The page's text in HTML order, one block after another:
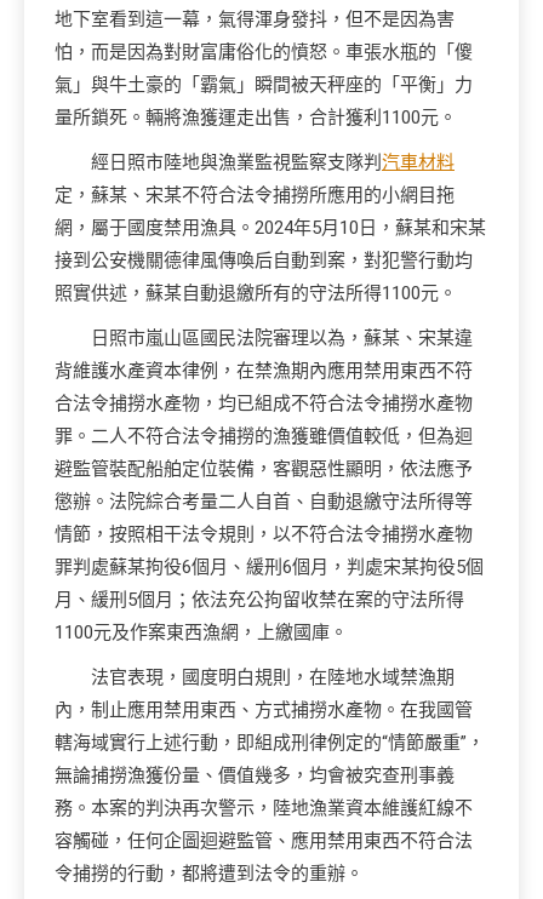
地下室看到這一幕，氣得渾身發抖，但不是因為害
怕，而是因為對財富庸俗化的憤怒。車張水瓶的「傻
氣」與牛土豪的「霸氣」瞬間被天秤座的「平衡」力
量所鎖死。輛將漁獲運走出售，合計獲利1100元。
經日照市陸地與漁業監視監察支隊判 汽車材料
定，蘇某、宋某不符合法令捕撈所應用的小網目拖
網，屬于國度禁用漁具。2024年5月10日，蘇某和宋某
接到公安機關德律風傳喚后自動到案，對犯警行動均
照實供述，蘇某自動退繳所有的守法所得1100元。
日照市嵐山區國民法院審理以為，蘇某、宋某違
背維護水產資本律例，在禁漁期內應用禁用東西不符
合法令捕撈水產物，均已組成不符合法令捕撈水產物
罪。二人不符合法令捕撈的漁獲雖價值較低，但為迴
避監管裝配船舶定位裝備，客觀惡性顯明，依法應予
懲辦。法院綜合考量二人自首、自動退繳守法所得等
情節，按照相干法令規則，以不符合法令捕撈水產物
罪判處蘇某拘役6個月、緩刑6個月，判處宋某拘役5個
月、緩刑5個月；依法充公拘留收禁在案的守法所得
1100元及作案東西漁網，上繳國庫。
法官表現，國度明白規則，在陸地水域禁漁期
內，制止應用禁用東西、方式捕撈水產物。在我國管
轄海域實行上述行動，即組成刑律例定的“情節嚴重”，
無論捕撈漁獲份量、價值幾多，均會被究查刑事義
務。本案的判決再次警示，陸地漁業資本維護紅線不
容觸碰，任何企圖迴避監管、應用禁用東西不符合法
令捕撈的行動，都將遭到法令的重辦。